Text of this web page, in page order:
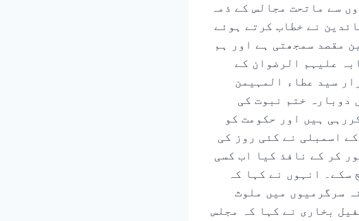
سے ماتحت مجالس کے ذمہ
نے خطاب کرتے ہوئے
مقصد سمجھتی ہے اور ہم
علیہم الرضوان کے
سید عطاء المہیمن
سے سینیٹ میں دوبارہ ختم نبوت کی
ہیں اور حکومت کو
اسمبلی نے کئی روز کی
کر کے نافذ کیا اب کسی
سکے۔ انہوں نے کہا کہ
سرگرمیوں میں ملوث
بخاری نے کہا کہ مجلس